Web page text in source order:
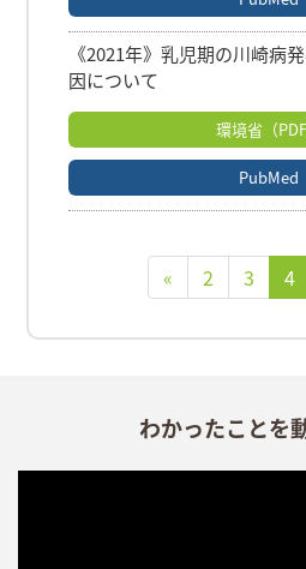
《2021年》乳児期の川崎病
因について
環境省（PDF
PubMed
« 2 3 4
わかったことを